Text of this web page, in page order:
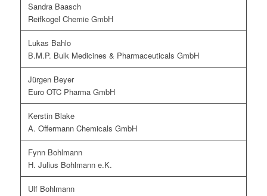
Sandra Baasch
Reifkogel Chemie GmbH
Lukas Bahlo
B.M.P. Bulk Medicines & Pharmaceuticals GmbH
Jürgen Beyer
Euro OTC Pharma GmbH
Kerstin Blake
A. Offermann Chemicals GmbH
Fynn Bohlmann
H. Julius Bohlmann e.K.
Ulf Bohlmann